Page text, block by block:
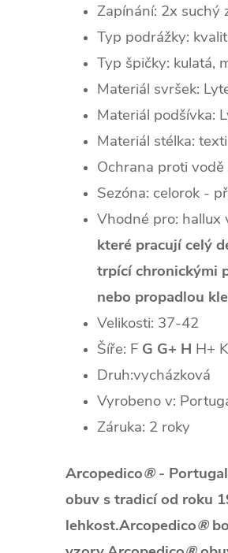
Zapínání: 2x suchý
Typ podrážky:
Typ špičky: kulatá,
Materiál svršek:
Materiál podšívka:
Materiál stélka:
Ochrana proti vodě
Sezóna: celorok -
Vhodné pro: hallux
které pracují celý
trpící chronickými
nebo propadlou
Velikosti: 37-42
Šíře: F G G+ H H+ K
Druh:vycházková
Vyrobeno v:
Záruka: 2 roky
Arcopedico®-
obuv s tradicí od roku
lehkost.Arcopedico®